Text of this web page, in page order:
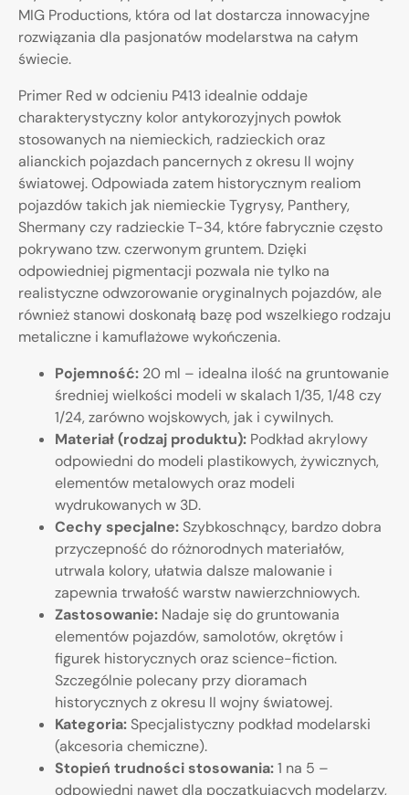
MIG Productions, która od lat dostarcza innowacyjne
rozwiązania dla pasjonatów modelarstwa na całym
świecie.
Primer Red w odcieniu P413 idealnie oddaje
charakterystyczny kolor antykorozyjnych powłok
stosowanych na niemieckich, radzieckich oraz
alianckich pojazdach pancernych z okresu II wojny
światowej. Odpowiada zatem historycznym realiom
pojazdów takich jak niemieckie Tygrysy, Panthery,
Shermany czy radzieckie T-34, które fabrycznie często
pokrywano tzw. czerwonym gruntem. Dzięki
odpowiedniej pigmentacji pozwala nie tylko na
realistyczne odwzorowanie oryginalnych pojazdów, ale
również stanowi doskonałą bazę pod wszelkiego rodzaju
metaliczne i kamuflażowe wykończenia.
Pojemność: 20 ml – idealna ilość na gruntowanie
średniej wielkości modeli w skalach 1/35, 1/48 czy
1/24, zarówno wojskowych, jak i cywilnych.
Materiał (rodzaj produktu): Podkład akrylowy
odpowiedni do modeli plastikowych, żywicznych,
elementów metalowych oraz modeli
wydrukowanych w 3D.
Cechy specjalne:Szybkoschnący, bardzo dobra
przyczepność do różnorodnych materiałów,
utrwala kolory, ułatwia dalsze malowanie i
zapewnia trwałość warstw nawierzchniowych.
Zastosowanie: Nadaje się do gruntowania
elementów pojazdów, samolotów, okrętów i
figurek historycznych oraz science-fiction.
Szczególnie polecany przy dioramach
historycznych z okresu II wojny światowej.
Kategoria:Specjalistyczny podkład modelarski
(akcesoria chemiczne).
Stopień trudności stosowania:1 na 5 –
odpowiedni nawet dla początkujących modelarzy,